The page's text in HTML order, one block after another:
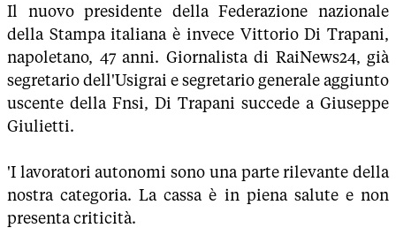
Il nuovo presidente della Federazione nazionale
della Stampa italiana è invece Vittorio Di Trapani,
napoletano, 47 anni. Giornalista di RaiNews24, già
segretario dell'Usigrai e segretario generale aggiunto
uscente della Fnsi, Di Trapani succede a Giuseppe
Giulietti.
'I lavoratori autonomi sono una parte rilevante della
nostra categoria. La cassa è in piena salute e non
presenta criticità.